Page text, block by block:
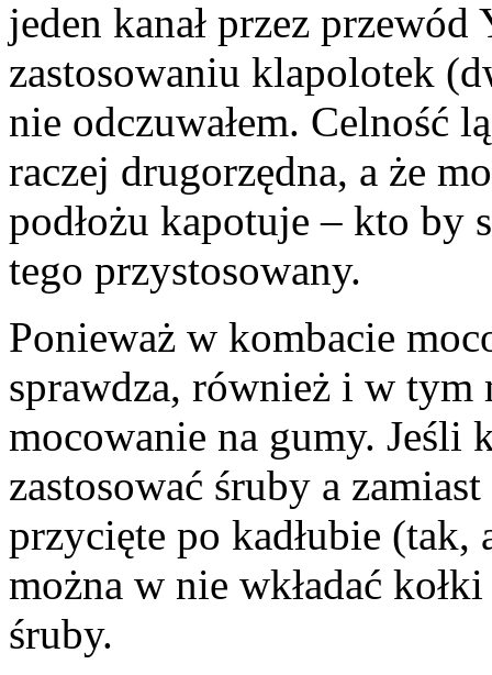
jeden kanał przez
zastosowaniu klapolotek
nie odczuwałem. Celność
raczej drugorzędna, a że
podłożu kapotuje – kto by
tego przystosowany.
Ponieważ w kombacie
sprawdza, również i w tym
mocowanie na gumy. Jeśli
zastosować śruby a
przycięte po kadłubie
można w nie wkładać
śruby.